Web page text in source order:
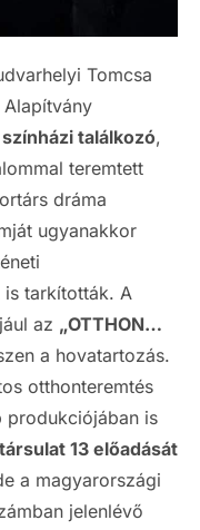
Tomcsa
Alapítvány
találkozó,
teremtett
dráma
ugyanakkor
tarkították. A
az „OTTHON…
a hovatartozás.
otthonteremtés
produkciójában is
társulat 13 előadását
a magyarországi
jelenlévő